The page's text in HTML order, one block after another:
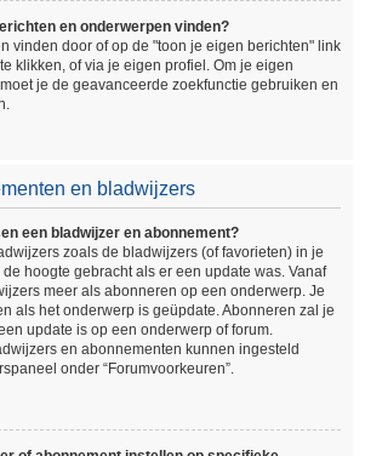
en onderwerpen vinden?
vinden door of op de "toon je eigen berichten" link
klikken, of via je eigen profiel. Om je eigen
je de geavanceerde zoekfunctie gebruiken en
en bladwijzers
een bladwijzer en abonnement?
zoals de bladwijzers (of favorieten) in je
hoogte gebracht als er een update was. Vanaf
meer als abonneren op een onderwerp. Je
als het onderwerp is geüpdate. Abonneren zal je
update is op een onderwerp of forum.
en abonnementen kunnen ingesteld
onder “Forumvoorkeuren”.